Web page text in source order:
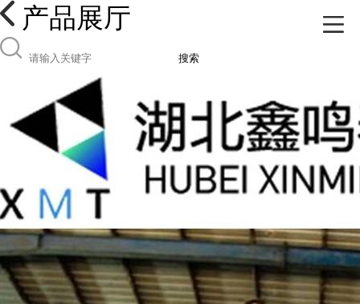
产品展厅
搜索